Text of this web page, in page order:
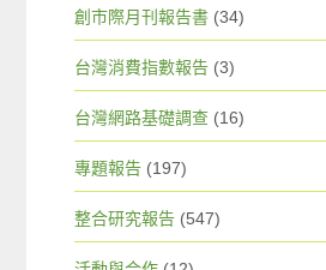
創市際月刊報告書 (34)
台灣消費指數報告 (3)
台灣網路基礎調查 (16)
專題報告 (197)
整合研究報告 (547)